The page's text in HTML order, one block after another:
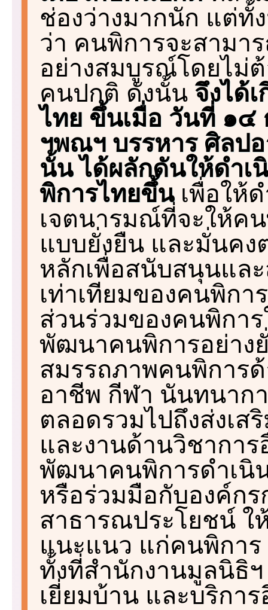
ช่องว่างมากนัก แต่ทั้
ว่า คนพิการจะสามา
อย่างสมบูรณ์โดยไม่
คนปกติ ดังนั้น จึงได้
ไทย ขึ้นเมื่อ วันที่ ๑
ฯพณฯ บรรหาร ศิลป
นั้น ได้ผลักดันให้ดำ
พิการไทยขึ้นเพื่อให้
เจตนารมณ์ที่จะให้ค
แบบยั่งยืน และมั่นคง
หลักเพื่อสนับสนุนแล
เท่าเทียมของคนพิกา
ส่วนร่วมของคนพิกา
พัฒนาคนพิการอย่าง
สมรรถภาพคนพิการ
อาชีพ กีฬา นันทนาก
ตลอดรวมไปถึงส่งเ
และงานด้านวิชาการ
พัฒนาคนพิการดำเนิ
หรือร่วมมือกับองค์กร
สาธารณประโยชน์ ใ
แนะแนว แก่คนพิการ
ทั้งที่สำนักงานมูลนิธิ
เยี่ยมบ้าน และบริกา